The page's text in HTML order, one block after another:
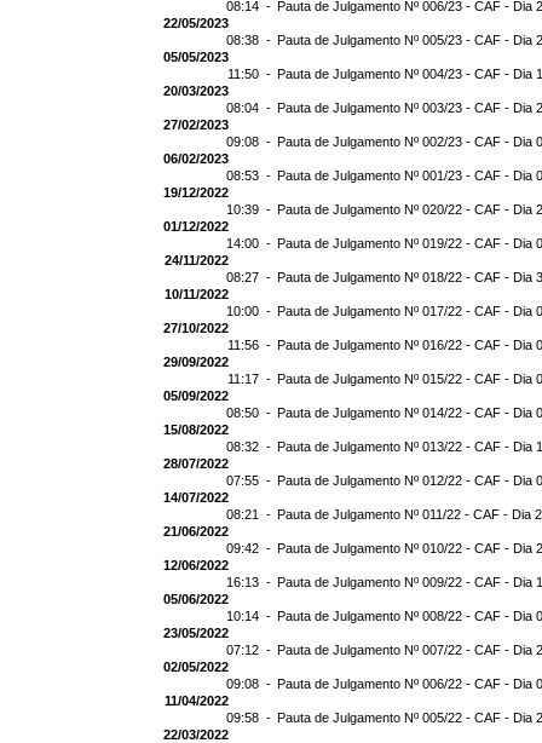
08:14 - Pauta de Julgamento Nº 006/23 - CAF - Dia
22/05/2023
08:38 - Pauta de Julgamento Nº 005/23 - CAF - Dia
05/05/2023
11:50 - Pauta de Julgamento Nº 004/23 - CAF - Dia
20/03/2023
08:04 - Pauta de Julgamento Nº 003/23 - CAF - Dia
27/02/2023
09:08 - Pauta de Julgamento Nº 002/23 - CAF - Dia
06/02/2023
08:53 - Pauta de Julgamento Nº 001/23 - CAF - Dia
19/12/2022
10:39 - Pauta de Julgamento Nº 020/22 - CAF - Dia
01/12/2022
14:00 - Pauta de Julgamento Nº 019/22 - CAF - Dia
24/11/2022
08:27 - Pauta de Julgamento Nº 018/22 - CAF - Dia
10/11/2022
10:00 - Pauta de Julgamento Nº 017/22 - CAF - Dia
27/10/2022
11:56 - Pauta de Julgamento Nº 016/22 - CAF - Dia
29/09/2022
11:17 - Pauta de Julgamento Nº 015/22 - CAF - Dia
05/09/2022
08:50 - Pauta de Julgamento Nº 014/22 - CAF - Dia
15/08/2022
08:32 - Pauta de Julgamento Nº 013/22 - CAF - Dia
28/07/2022
07:55 - Pauta de Julgamento Nº 012/22 - CAF - Dia
14/07/2022
08:21 - Pauta de Julgamento Nº 011/22 - CAF - Dia
21/06/2022
09:42 - Pauta de Julgamento Nº 010/22 - CAF - Dia
12/06/2022
16:13 - Pauta de Julgamento Nº 009/22 - CAF - Dia
05/06/2022
10:14 - Pauta de Julgamento Nº 008/22 - CAF - Dia
23/05/2022
07:12 - Pauta de Julgamento Nº 007/22 - CAF - Dia
02/05/2022
09:08 - Pauta de Julgamento Nº 006/22 - CAF - Dia
11/04/2022
09:58 - Pauta de Julgamento Nº 005/22 - CAF - Dia
22/03/2022